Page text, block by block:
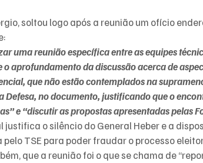
soltou logo após a reunião um ofício
uma reunião específica entre as equipes
aprofundamento da discussão acerca de
que não estão contemplados na
Defesa, no documento, justificando que o
e “discutir as propostas apresentadas pelas
o silêncio do General Heber e a
TSE para poder fraudar o processo
que a reunião foi o que se chama de